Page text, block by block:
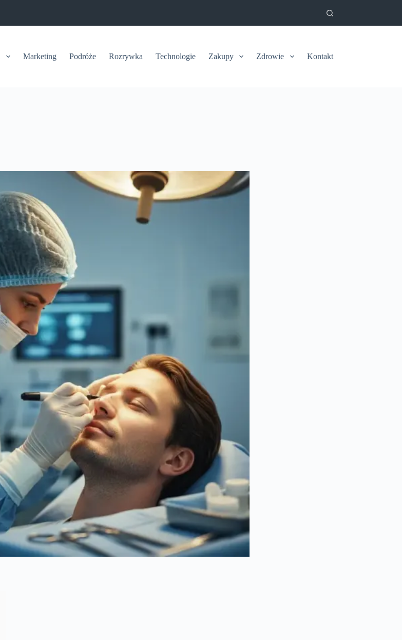
Marketing Podróże Rozrywka Technologie Zakupy Zdrowie Kontakt